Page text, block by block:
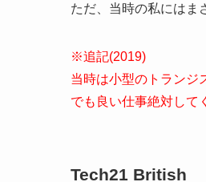
ただ、当時の私にはま
※追記(2019)
当時は小型のトランジ
でも良い仕事絶対して
Tech21 British